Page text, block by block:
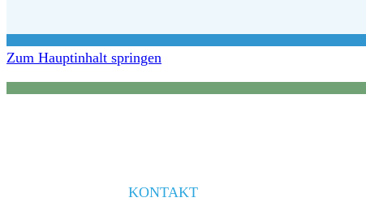
Zum Hauptinhalt springen
KONTAKT